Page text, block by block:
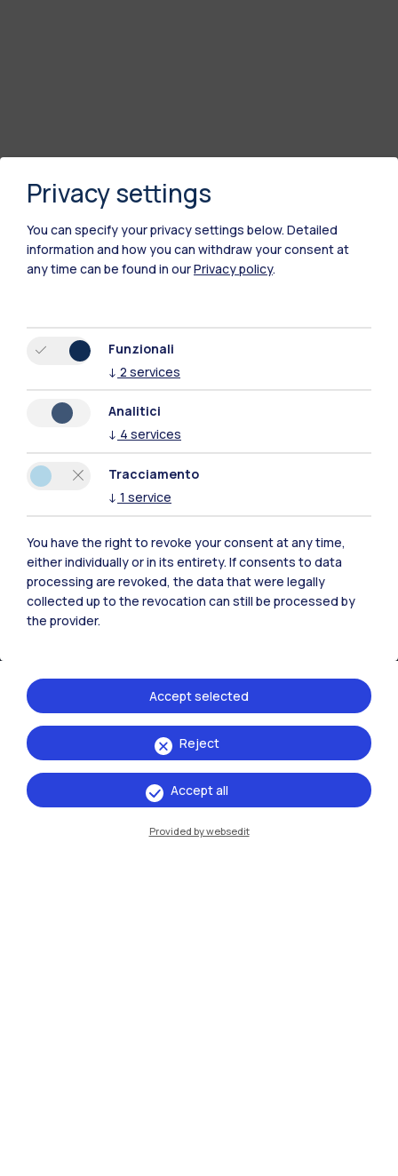
Tutti i siti dell’ecosistema
Residenze Frontiere
Sedi
Milano Leonardo
Milano Bovisa
Cremona
Privacy settings
You can specify your privacy settings below. Detailed
information and how you can withdraw your consent at
any time can be found in ourPrivacy policy.
Funzionali
↓ 2 services
Analitici
↓ 4 services
Tracciamento
↓ 1 service
You have the right to revoke your consent at any time,
either individually or in its entirety. If consents to data
processing are revoked, the data that were legally
collected up to the revocation can still be processed by
the provider.
Reject
Accept selected
Accept all
Provided by websedit